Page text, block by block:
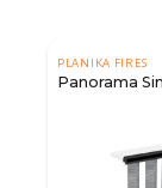
PLANIKA FIRES
Panorama